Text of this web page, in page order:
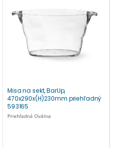
Misa na sekt, BarUp,
470x290x(H)230mm priehľadný
593165
Priehľadná Oválna